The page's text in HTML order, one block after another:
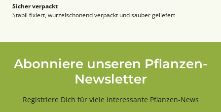
Sicher verpackt
Stabil fixiert, wurzelschonend verpackt und sauber geliefert
Abonniere unseren Pflanzen-
Newsletter
Registriere Dich für viele interessante Pflanzen-News